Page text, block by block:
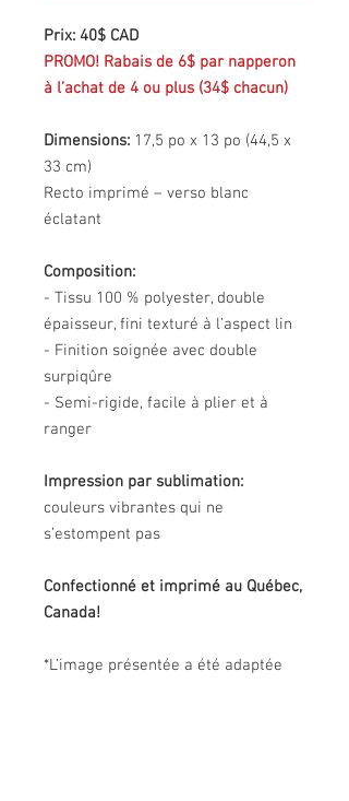
Prix: 40$ CAD
PROMO! Rabais de 6$ par napperon
à l’achat de 4 ou plus (34$ chacun)
Dimensions: 17,5 po x 13 po (44,5 x
33 cm)
Recto imprimé – verso blanc
éclatant
Composition:
- Tissu 100 % polyester, double
épaisseur, fini texturé à l’aspect lin
- Finition soignée avec double
surpiqûre
- Semi-rigide, facile à plier et à
ranger
Impression par sublimation:
couleurs vibrantes qui ne
s’estompent pas
Confectionné et imprimé au Québec,
Canada!
*L’image présentée a été adaptée